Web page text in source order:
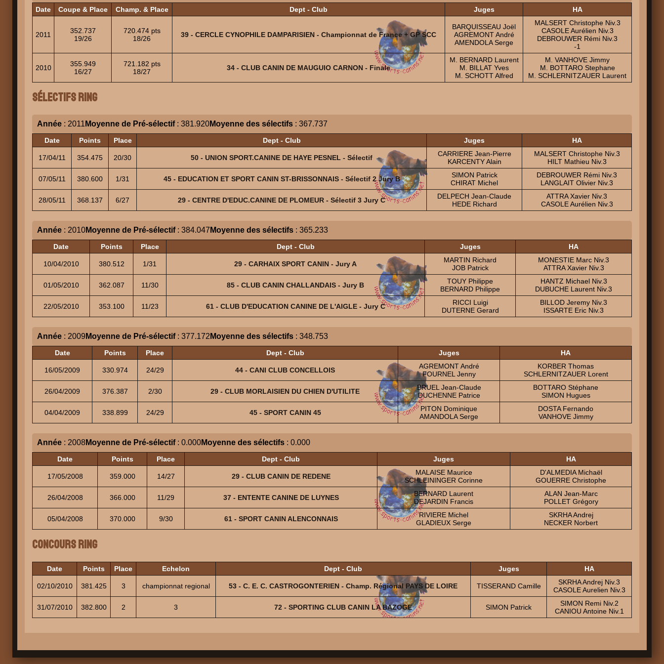
Date Coupe & Place Champ. & Place Dept - Club Juges HA
2011
352.737
19/26
720.474 pts
18/26
39 - CERCLE CYNOPHILE DAMPARISIEN - Championnat de France + GP SCC
BARQUISSEAU Joël
AGREMONT André
AMENDOLA Serge
MALSERT Christophe Niv.3
CASOLE Aurélien Niv.3
DEBROUWER Rémi Niv.3
-1
2010
355.949
16/27
721.182 pts
18/27
34 - CLUB CANIN DE MAUGUIO CARNON - Finale
M. BERNARD Laurent
M. BILLAT Yves
M. SCHOTT Alfred
M. VANHOVE Jimmy
M. BOTTARO Stephane
M. SCHLERNITZAUER Laurent
Sélectifs Ring
Année : 2011 Moyenne de Pré-sélectif: 381.920Moyenne des sélectifs : 367.737
Date Points Place Dept - Club Juges HA
17/04/11 354.475 20/30 50 - UNION SPORT.CANINE DE HAYE PESNEL - Sélectif
CARRIERE Jean-Pierre
KARCENTY Alain
MALSERT Christophe Niv.3
HILT Mathieu Niv.3
07/05/11 380.600 1/31 45 - EDUCATION ET SPORT CANIN ST-BRISSONNAIS - Sélectif 2 Jury B
SIMON Patrick
CHIRAT Michel
DEBROUWER Rémi Niv.3
LANGLAIT Olivier Niv.3
28/05/11 368.137 6/27 29 - CENTRE D'EDUC.CANINE DE PLOMEUR - Sélectif 3 Jury C
DELPECH Jean-Claude
HEDE Richard
ATTRA Xavier Niv.3
CASOLE Aurélien Niv.3
Année : 2010Moyenne de Pré-sélectif: 384.047 Moyenne des sélectifs : 365.233
Date Points Place Dept - Club Juges HA
10/04/2010 380.512 1/31 29 - CARHAIX SPORT CANIN - Jury A
MARTIN Richard
JOB Patrick
MONESTIE Marc Niv.3
ATTRA Xavier Niv.3
01/05/2010 362.087 11/30 85 - CLUB CANIN CHALLANDAIS - Jury B
TOUY Philippe
BERNARD Philippe
HANTZ Michael Niv.3
DUBUCHE Laurent Niv.3
22/05/2010 353.100 11/23 61 - CLUB D'EDUCATION CANINE DE L'AIGLE - Jury C
RICCI Luigi
DUTERNE Gerard
BILLOD Jeremy Niv.3
ISSARTE Eric Niv.3
Année : 2009Moyenne de Pré-sélectif: 377.172 Moyenne des sélectifs : 348.753
Date Points Place Dept - Club Juges HA
16/05/2009 330.974 24/29 44 - CANI CLUB CONCELLOIS
AGREMONT André
FOURNEL Jenny
KORBER Thomas
SCHLERNITZAUER Lorent
26/04/2009 376.387 2/30 29 - CLUB MORLAISIEN DU CHIEN D'UTILITE
BRUEL Jean-Claude
DUCHENNE Patrice
BOTTARO Stéphane
SIMON Hugues
04/04/2009 338.899 24/29 45 - SPORT CANIN 45
PITON Dominique
AMANDOLA Serge
DOSTA Fernando
VANHOVE Jimmy
Année : 2008Moyenne de Pré-sélectif: 0.000Moyenne des sélectifs : 0.000
Date Points Place Dept - Club Juges HA
17/05/2008 359.000 14/27 29 - CLUB CANIN DE REDENE
MALAISE Maurice
SCHLEININGER Corinne
D'ALMEDIA Michaël
GOUERRE Christophe
26/04/2008 366.000 11/29 37 - ENTENTE CANINE DE LUYNES
BERNARD Laurent
DEJARDIN Francis
ALAN Jean-Marc
POLLET Grégory
05/04/2008 370.000 9/30 61 - SPORT CANIN ALENCONNAIS
RIVIERE Michel
GLADIEUX Serge
SKRHA Andrej
NECKER Norbert
Concours Ring
Date Points Place Echelon Dept - Club Juges HA
02/10/2010 381.425 3 championnat regional 53 - C. E. C. CASTROGONTERIEN - Champ. Régional PAYS DE LOIRE TISSERAND Camille
SKRHA Andrej Niv.3
CASOLE Aurelien Niv.3
31/07/2010 382.800 2 3 72 - SPORTING CLUB CANIN LA BAZOGE SIMON Patrick
SIMON Remi Niv.2
CANIOU Antoine Niv.1